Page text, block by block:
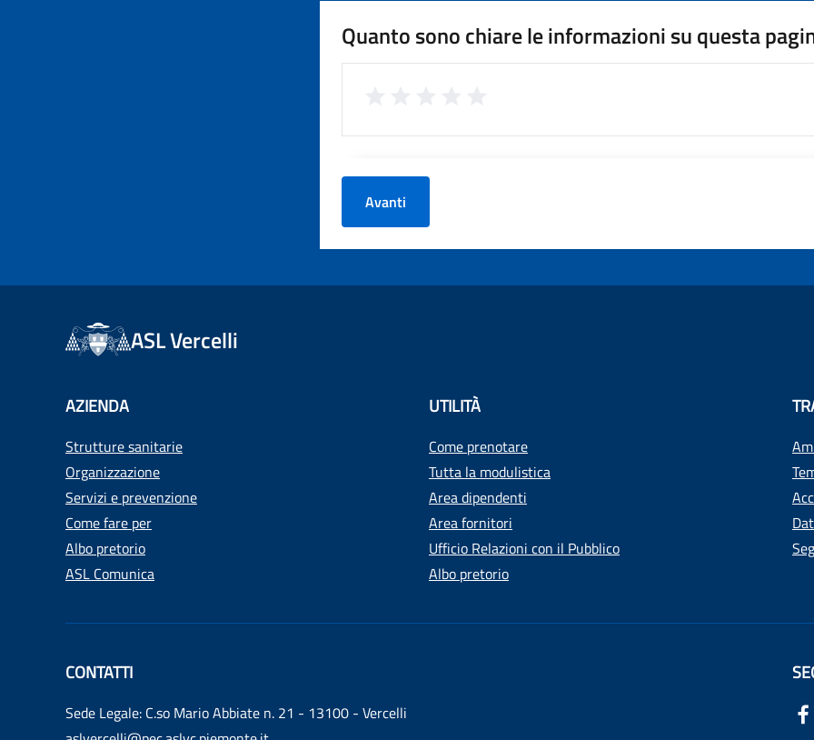
Quanto sono chiare le informazioni su questa
Avanti
ASL Vercelli
AZIENDA
Strutture sanitarie
Organizzazione
Servizi e prevenzione
Come fare per
Albo pretorio
ASL Comunica
UTILITÀ
Come prenotare
Tutta la modulistica
Area dipendenti
Area fornitori
Ufficio Relazioni con il Pubblico
Albo pretorio
CONTATTI
Sede Legale: C.so Mario Abbiate n. 21 - 13100 - Vercelli